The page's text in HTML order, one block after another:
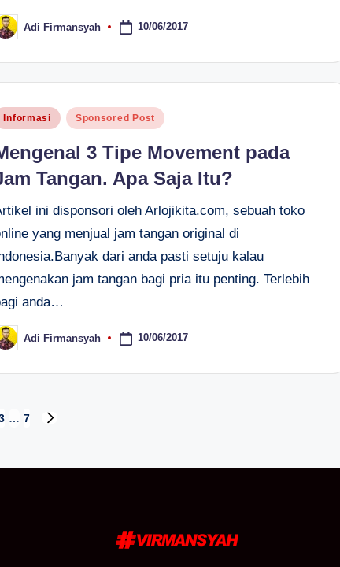
Adi Firmansyah 10/06/2017
Informasi Sponsored Post
3 Tipe Movement pada
Tangan. Apa Saja Itu?
ini disponsori oleh Arlojikita.com, sebuah toko
yang menjual jam tangan original di
dari anda pasti setuju kalau
jam tangan bagi pria itu penting. Terlebih
anda…
Adi Firmansyah 10/06/2017
… 7